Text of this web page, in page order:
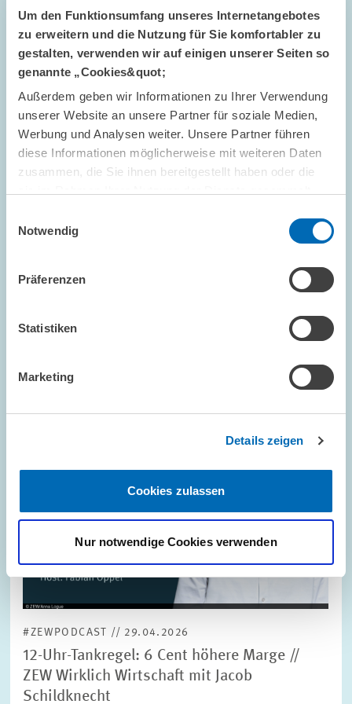
Um den Funktionsumfang unseres Internetangebotes
zu erweitern und die Nutzung für Sie komfortabler zu
gestalten, verwenden wir auf einigen unserer Seiten so
genannte „Cookies&quot;
Außerdem geben wir Informationen zu Ihrer Verwendung
unserer Website an unsere Partner für soziale Medien,
Werbung und Analysen weiter. Unsere Partner führen
diese Informationen möglicherweise mit weiteren Daten
zusammen, die Sie ihnen bereitgestellt haben oder die
Notwendig
Präferenzen
Statistiken
Marketing
Details zeigen
Cookies zulassen
Nur notwendige Cookies verwenden
#ZEWPODCAST // 06.05.2026
Warum steigen die Inflationserwartungen? //
ZEW-Podcast „Wirklich Wirtschaft“ mit Dr.
Lora Pavlova
ZEWPODCAST
öffnet
#ZEWPODCAST // 29.04.2026
12-Uhr-Tankregel: 6 Cent höhere Marge //
ZEW Wirklich Wirtschaft mit Jacob
Schildknecht